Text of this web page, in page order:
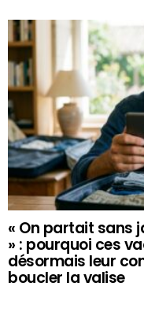
« On partait sans
» : pourquoi ces
désormais leur
boucler la valise